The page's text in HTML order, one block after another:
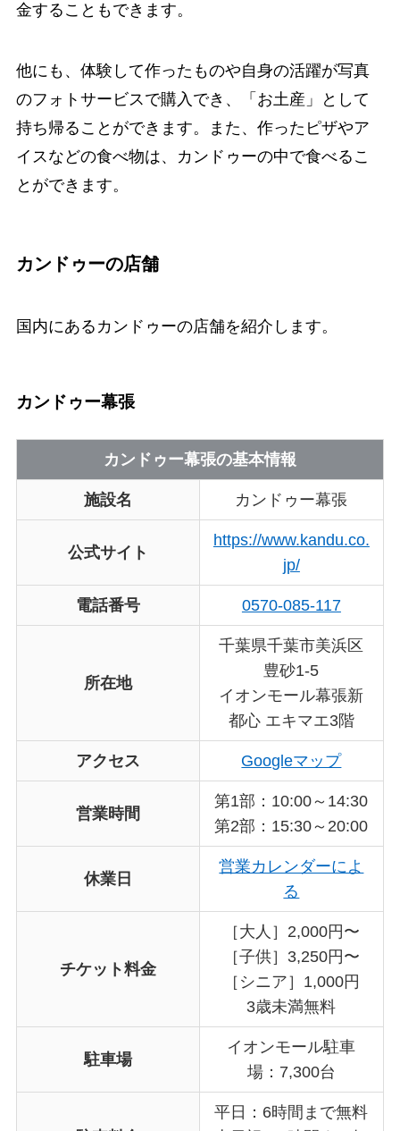
金することもできます。
他にも、体験して作ったものや自身の活躍が写真
のフォトサービスで購入でき、「お土産」として
持ち帰ることができます。また、作ったピザやア
イスなどの食べ物は、カンドゥーの中で食べるこ
とができます。
カンドゥーの店舗
国内にあるカンドゥーの店舗を紹介します。
カンドゥー幕張
カンドゥー幕張の基本情報
施設名 カンドゥー幕張
公式サイト
https://www.kandu.co.
jp/
電話番号 0570-085-117
所在地
千葉県千葉市美浜区
豊砂1-5
イオンモール幕張新
都心 エキマエ3階
アクセス Googleマップ
営業時間
第1部：10:00～14:30
第2部：15:30～20:00
休業日
営業カレンダーによ
る
チケット料金
［大人］2,000円〜
［子供］3,250円〜
［シニア］1,000円
3歳未満無料
駐車場
イオンモール駐車
場：7,300台
平日：6時間まで無料